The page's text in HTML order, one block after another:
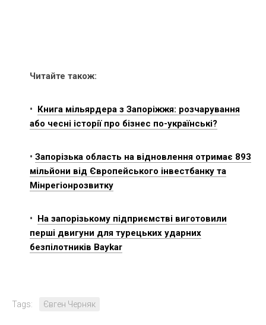
Читайте також:
• Книга мільярдера з Запоріжжя: розчарування
або чесні історії про бізнес по-українські?
• Запорізька область на відновлення отримає 893
мільйони від Європейського інвестбанку та
Мінрегіонрозвитку
• На запорізькому підприємстві виготовили
перші двигуни для турецьких ударних
безпілотників Baykar
Tags: Євген Черняк